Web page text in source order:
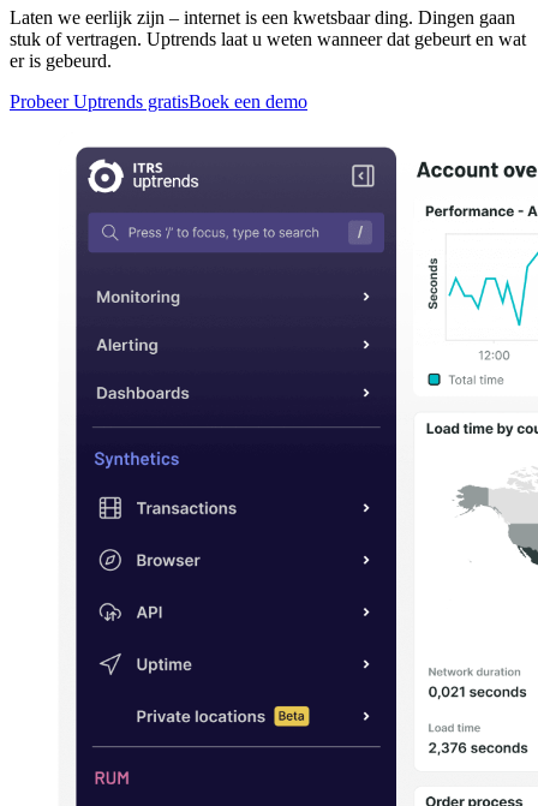
Laten we eerlijk zijn – internet is een kwetsbaar ding. Dingen gaan
stuk of vertragen. Uptrends laat u weten wanneer dat gebeurt en wat
er is gebeurd.
Probeer Uptrends gratisBoek een demo